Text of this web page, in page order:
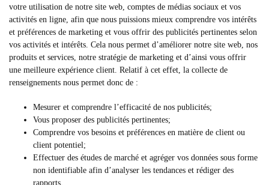
votre utilisation de notre site web, comptes de médias sociaux et vos
activités en ligne, afin que nous puissions mieux comprendre vos intérêts
et préférences de marketing et vous offrir des publicités pertinentes selon
vos activités et intérêts. Cela nous permet d’améliorer notre site web, nos
produits et services, notre stratégie de marketing et d’ainsi vous offrir
une meilleure expérience client. Relatif à cet effet, la collecte de
renseignements nous permet donc de :
Mesurer et comprendre l’efficacité de nos publicités;
Vous proposer des publicités pertinentes;
Comprendre vos besoins et préférences en matière de client ou
client potentiel;
Effectuer des études de marché et agréger vos données sous forme
non identifiable afin d’analyser les tendances et rédiger des
rapports.